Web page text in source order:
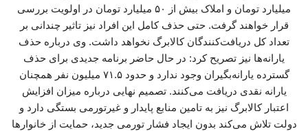
میلیارد تومان و املاک بیش از ۵۰ میلیارد تومان در اولویت بررسی
قرار خواهند گرفت. حتی حذف کامل این افراد نیز تاثیر چندانی بر
تعداد کل دریافت‌کنندگان کالابرگ نخواهد داشت. وی درباره حذف
یارانه‌ها نیز تصریح کرد: در حال حاضر برنامه جدیدی برای حذف
گسترده یارانه‌بگیران وجود ندارد و حدود ۷۱.۵ میلیون نفر همچنان
یارانه نقدی دریافت می‌کنند. تصمیم نهایی درباره میزان افزایش
اعتبار کالابرگ نیز به تامین منابع پایدار و غیرتورمی بستگی دارد و
دولت تلاش می‌کند بدون ایجاد فشار تورمی جدید، حمایت از خانوارها